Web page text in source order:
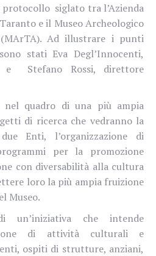
protocollo siglato tra l’Azienda
e il Museo Archeologico
Ad illustrare i punti
stati Eva Degl’Innocenti,
e
Stefano Rossi, direttore
quadro di una più ampia
di ricerca che vedranno la
Enti, l’organizzazione di
per la promozione
con diversabilità alla cultura
loro la più ampia fruizione
Museo.
che intende
di attività culturali e
ospiti di strutture, anziani,